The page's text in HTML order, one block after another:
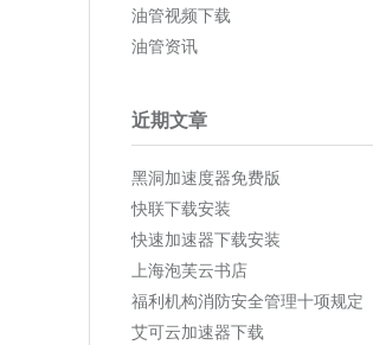
油管视频下载
油管资讯
近期文章
黑洞加速度器免费版
快联下载安装
快速加速器下载安装
上海泡芙云书店
福利机构消防安全管理十项规定
艾可云加速器下载